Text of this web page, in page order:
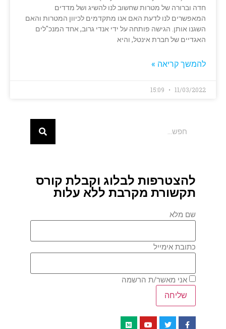
חדה וברורה של מטרות שחשוב לנו להשיג ושל מדדים
המאפשרים לנו לדעת האם אנו מתקדמים לכיוון המטרות והאם
השגנו אותן. הגישה פותחה על ידי אנדי גרוב, אחד המנכ"לים
האגדיים של חברת אינטל, והיא
להמשך קריאה »
11/03/2022
להצטרפות לבלוג וקבלת קורס
תקשורת מקרבת ללא עלות
שם מלא
כתובת אימייל
אני מאשר/ת הרשמה